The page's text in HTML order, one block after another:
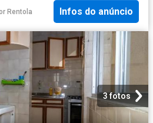
Rentola Infos do anúncio
3 fotos